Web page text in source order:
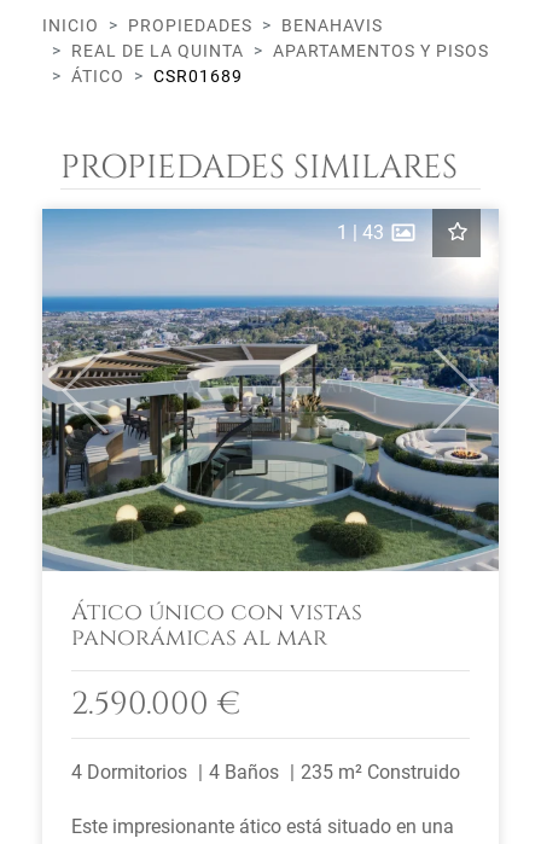
INICIO PROPIEDADES
BENAHAVIS
REAL DE LA QUINTA
APARTAMENTOS Y PISOS
ÁTICO
CSR01689
PROPIEDADES SIMILARES
Previous Next
1| 43
Ático único con vistas
panorámicas al mar
2.590.000 €
4 Dormitorios 4 Baños 235 m² Construido
Este impresionante ático está situado en una